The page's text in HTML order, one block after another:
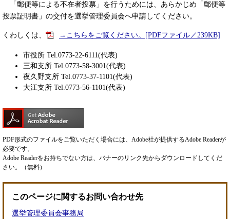
「郵便等による不在者投票」を行うためには、あらかじめ「郵便等
投票証明書」の交付を選挙管理委員会へ申請してください。
くわしくは、 →こちらをご覧ください。[PDFファイル／239KB]
市役所 Tel.0773-22-6111(代表)
三和支所 Tel.0773-58-3001(代表)
夜久野支所 Tel.0773-37-1101(代表)
大江支所 Tel.0773-56-1101(代表)
PDF形式のファイルをご覧いただく場合には、Adobe社が提供するAdobe Readerが
必要です。
Adobe Readerをお持ちでない方は、バナーのリンク先からダウンロードしてくだ
さい。（無料）
このページに関するお問い合わせ先
選挙管理委員会事務局